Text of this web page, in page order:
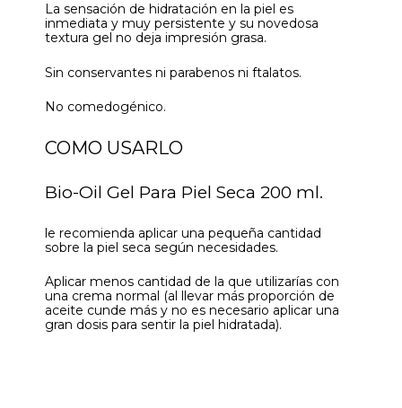
La sensación de hidratación en la piel es
inmediata y muy persistente y su novedosa
textura gel no deja impresión grasa.
Sin conservantes ni parabenos ni ftalatos.
No comedogénico.
COMO USARLO
Bio-Oil Gel Para Piel Seca 200 ml.
le recomienda aplicar una pequeña cantidad
sobre la piel seca según necesidades.
Aplicar menos cantidad de la que utilizarías con
una crema normal (al llevar más proporción de
aceite cunde más y no es necesario aplicar una
gran dosis para sentir la piel hidratada).